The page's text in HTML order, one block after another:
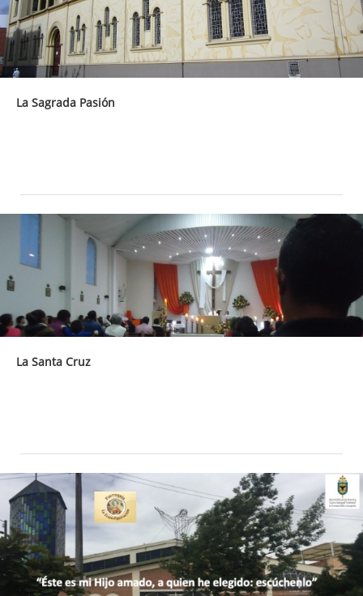
La Sagrada Pasión
La Santa Cruz